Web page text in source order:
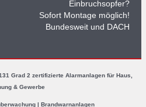
Einbruchsopfer?
Sofort Montage möglich!
Bundesweit und DACH
Grad 2 zertifizierte Alarmanlagen für Haus,
& Gewerbe
| Brandwarnanlagen